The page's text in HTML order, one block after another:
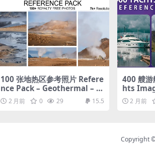
100 张地热区参考照片 Refere
nce Pack – Geothermal – 1
00+ Royalty Free Photos
2 月前 0 29 15.5
400 艘游
hts
– Vol 1
2 月前
Copyright